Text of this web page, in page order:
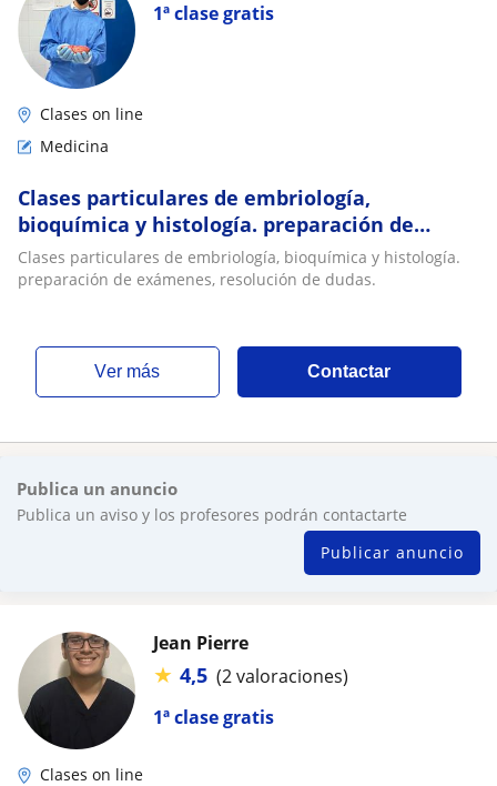
1ª clase gratis
Clases on line
Medicina
Clases particulares de embriología,
bioquímica y histología. preparación de
exámenes, resolución de dudas
Clases particulares de embriología, bioquímica y histología.
preparación de exámenes, resolución de dudas.
ver más Contactar
Publica un anuncio
Publica un aviso y los profesores podrán contactarte
Publicar anuncio
1ª clase gratis
Jean Pierre
★ 4,5 (2 valoraciones)
Clases on line